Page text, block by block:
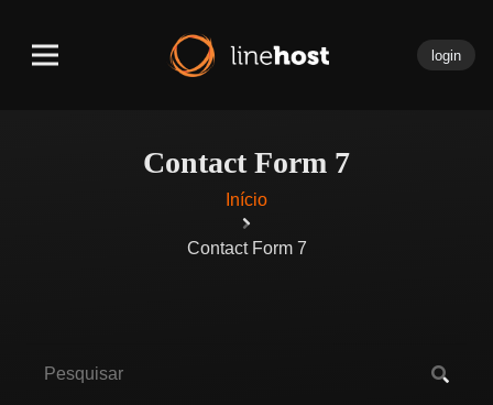
login
Contact Form 7
Início
Contact Form 7